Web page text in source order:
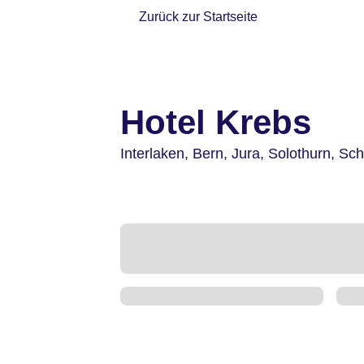
Zurück zur Startseite
Hotel Krebs
Interlaken, Bern, Jura, Solothurn,